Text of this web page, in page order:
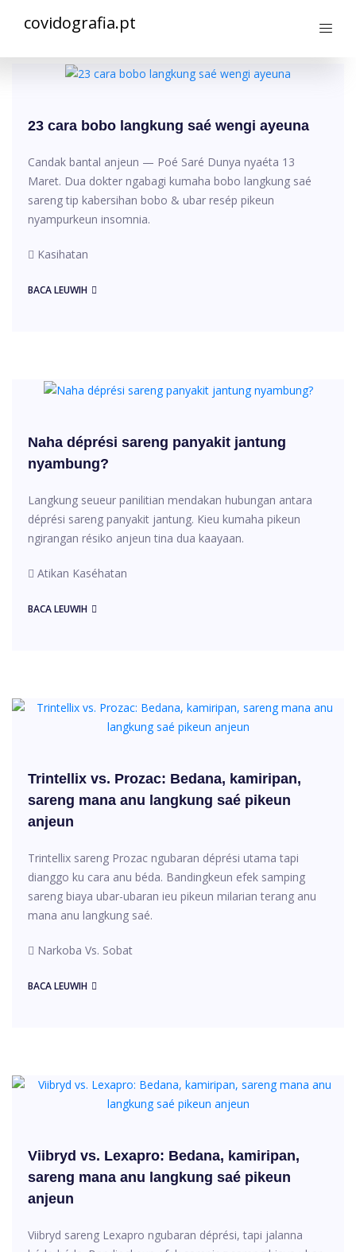
covidografia.pt
23 cara bobo langkung saé wengi ayeuna
Candak bantal anjeun — Poé Saré Dunya nyaéta 13
Maret. Dua dokter ngabagi kumaha bobo langkung saé
sareng tip kabersihan bobo & ubar resép pikeun
nyampurkeun insomnia.
Kasihatan
BACA LEUWIH
Naha déprési sareng panyakit jantung
nyambung?
Langkung seueur panilitian mendakan hubungan antara
déprési sareng panyakit jantung. Kieu kumaha pikeun
ngirangan résiko anjeun tina dua kaayaan.
Atikan Kaséhatan
BACA LEUWIH
Trintellix vs. Prozac: Bedana, kamiripan,
sareng mana anu langkung saé pikeun
anjeun
Trintellix sareng Prozac ngubaran déprési utama tapi
dianggo ku cara anu béda. Bandingkeun efek samping
sareng biaya ubar-ubaran ieu pikeun milarian terang anu
mana anu langkung saé.
Narkoba Vs. Sobat
BACA LEUWIH
Viibryd vs. Lexapro: Bedana, kamiripan,
sareng mana anu langkung saé pikeun
anjeun
Viibryd sareng Lexapro ngubaran déprési, tapi jalanna